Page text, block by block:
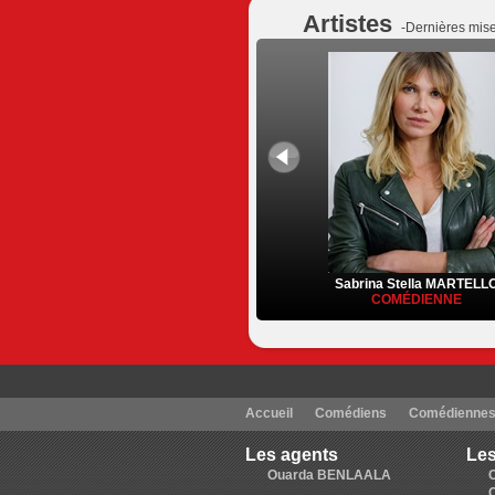
Artistes -Dernières
Sabrina Stella
COMÉDIENNE
Accueil Comédiens Comédiennes
Les agents
Ouarda BENLAALA